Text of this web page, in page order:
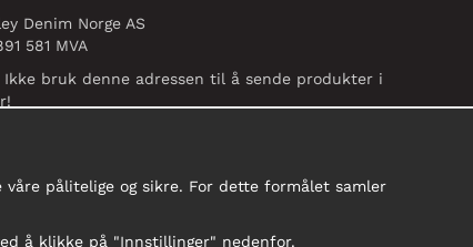
Denim Norge AS
581 MVA
Ikke bruk denne adressen til å sende produkter i
pålitelige og sikre. For dette formålet samler
å klikke på "Innstillinger" nedenfor.